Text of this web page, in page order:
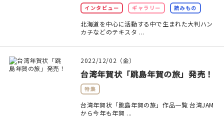
よくある質問
お問い合わせ
インタビュー ギャラリー 読みもの
北海道を中心に活動する中で生まれた大判ハン
カチなどのテキスタ ...
2022/12/02（金）
台湾年賀状「跳島年賀の旅」発売！
特集
台湾年賀状「跳島年賀の旅」作品一覧 台湾JAM
から今年も年賀 ...